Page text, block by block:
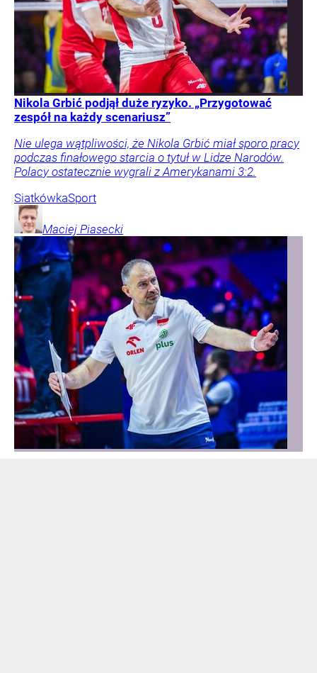
Nikola Grbić podjął duże ryzyko. „Przygotować
zespół na każdy scenariusz”
Nie ulega wątpliwości, że Nikola Grbić miał sporo pracy
podczas finałowego starcia o tytuł w Lidze Narodów.
Polacy ostatecznie wygrali z Amerykanami 3:2.
SiatkówkaSport
Maciej Piasecki